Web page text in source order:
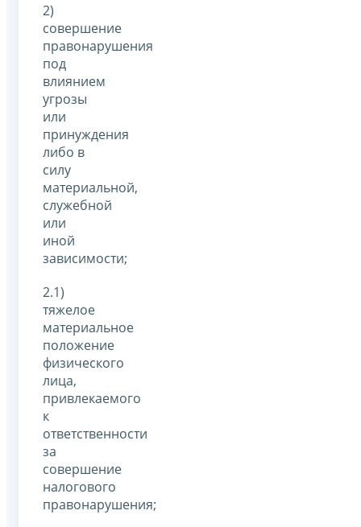
2)
совершение
правонарушения
под
влиянием
угрозы
или
принуждения
либо в
силу
материальной,
служебной
или
иной
зависимости;
2.1)
тяжелое
материальное
положение
физического
лица,
привлекаемого
к
ответственности
за
совершение
налогового
правонарушения;